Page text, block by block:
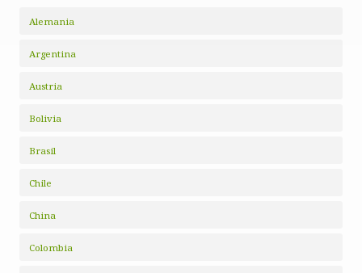
Alemania
Argentina
Austria
Bolivia
Brasil
Chile
China
Colombia